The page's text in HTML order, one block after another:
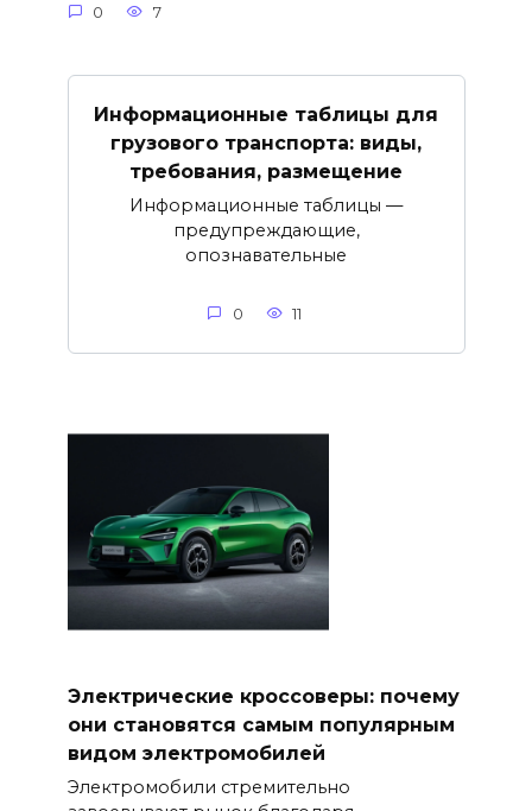
0 7
Информационные таблицы для
грузового транспорта: виды,
требования, размещение
Информационные таблицы —
предупреждающие,
опознавательные
0 11
Электрические кроссоверы: почему
они становятся самым популярным
видом электромобилей
Электромобили стремительно